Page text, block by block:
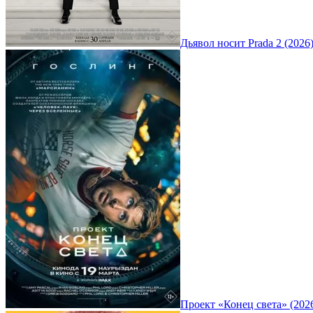
Дьявол носит Prada 2 (2026)
Проект «Конец света»